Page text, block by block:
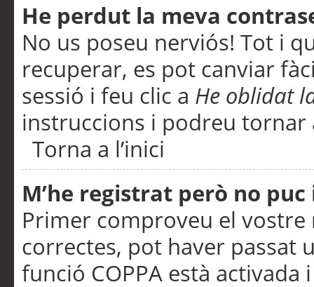
He perdut la meva
No us poseu nerviós! Tot i
recuperar, es pot canviar
sessió i feu clic a He oblidat
instruccions i podreu tornar
Torna a l’inici
M’he registrat però no
Primer comproveu el vostre
correctes, pot haver passat
funció COPPA està